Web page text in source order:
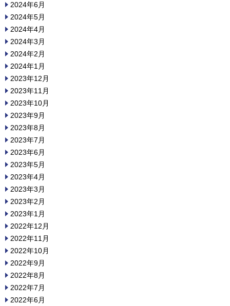
2024年6月
2024年5月
2024年4月
2024年3月
2024年2月
2024年1月
2023年12月
2023年11月
2023年10月
2023年9月
2023年8月
2023年7月
2023年6月
2023年5月
2023年4月
2023年3月
2023年2月
2023年1月
2022年12月
2022年11月
2022年10月
2022年9月
2022年8月
2022年7月
2022年6月